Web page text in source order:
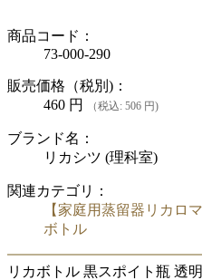
商品コード：
73-000-290
販売価格（税別)：
460 円 （税込: 506 円)
ブランド名：
リカシツ (理科室)
関連カテゴリ：
【家庭用蒸留器リカロマ
ボトル
リカボトル 黒スポイト瓶 透